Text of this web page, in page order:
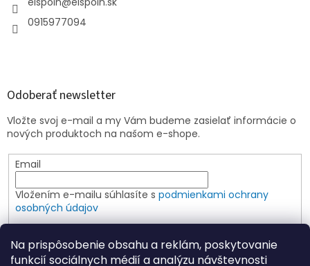
Na prispôsobenie obsahu a reklám, poskytovanie
funkcií sociálnych médií a analýzu návštevnosti
0915977094
Odoberať newsletter
Vložte svoj e-mail a my Vám budeme zasielať informácie o
nových produktoch na našom e-shope.
Email
Vložením e-mailu súhlasíte s podmienkami ochrany
osobných údajov
PRIHLÁSIŤ SA